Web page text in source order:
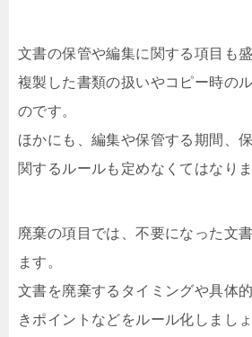
文書の保管や編集に関する項目も
複製した書類の扱いやコピー時の
のです。
ほかにも、編集や保管する期間、
関するルールも定めなくてはなりま
廃棄の項目では、不要になった文
ます。
文書を廃棄するタイミングや具体
きポイントなどをルール化しましょ